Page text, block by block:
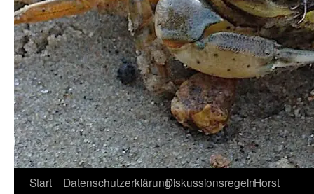
Start DatenschutzerklärungDiskussionsregelnHorst